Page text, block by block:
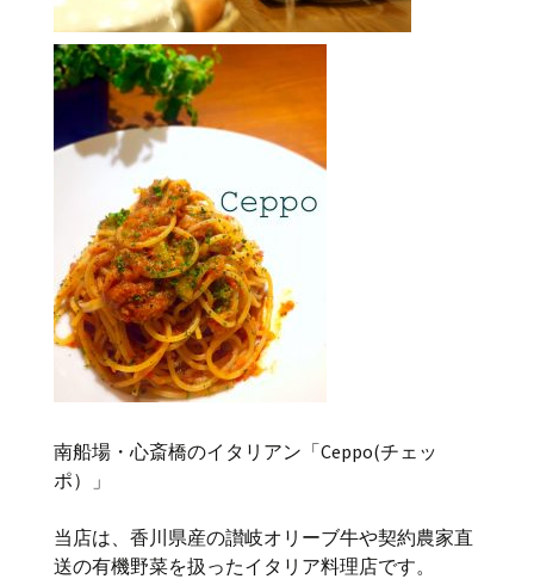
南船場・心斎橋のイタリアン「Ceppo(チェッ
ポ）」
当店は、香川県産の讃岐オリーブ牛や契約農家直
送の有機野菜を扱ったイタリア料理店です。